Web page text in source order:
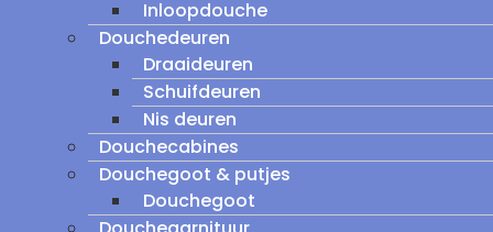
Inloopdouche
Douchedeuren
Draaideuren
Schuifdeuren
Nis deuren
Douchecabines
Douchegoot & putjes
Douchegoot